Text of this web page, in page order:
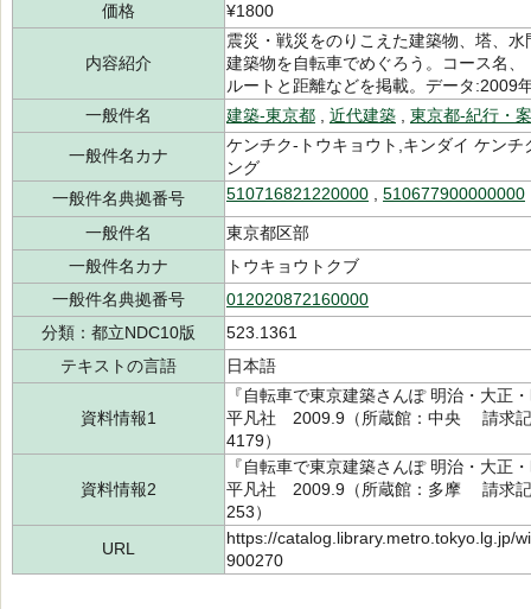
価格
¥1800
内容紹介
震災・戦災をのりこえた建築物、塔、
建築物を自転車でめぐろう。コース名
ルートと距離などを掲載。データ:2009
一般件名
建築-東京都 近代建築 東京都-紀行・
一般件名カナ
ケンチク-トウキョウト,キンダイ ケン
ング
一般件名典拠番号
510716821220000 510677900000000
一般件名
東京都区部
一般件名カナ
トウキョウトクブ
一般件名典拠番号
012020872160000
分類：都立NDC10版
523.1361
テキストの言語
日本語
資料情報1
『自転車で東京建築さんぽ 明治・大
平凡社 2009.9（所蔵館：中央 請求
4179）
資料情報2
『自転車で東京建築さんぽ 明治・大
平凡社 2009.9（所蔵館：多摩 請求
253）
URL
https://catalog.library.metro.tokyo.lg.jp/
900270